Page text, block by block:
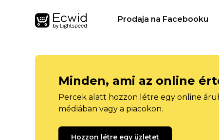
Prodaja na Facebooku
Minden, ami az online
Percek alatt hozzon létre egy online
médiában vagy a piacokon.
Hozzon létre egy üzletet